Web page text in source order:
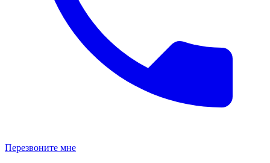
Перезвоните мне